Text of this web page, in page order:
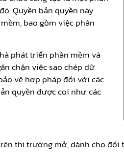
Quyền bản quyền này
bao gồm việc phân
phát triển phần mềm và
chặn việc sao chép dữ
vệ hợp pháp đối với các
quyền được coi như các
thị trường mở, dành cho đối